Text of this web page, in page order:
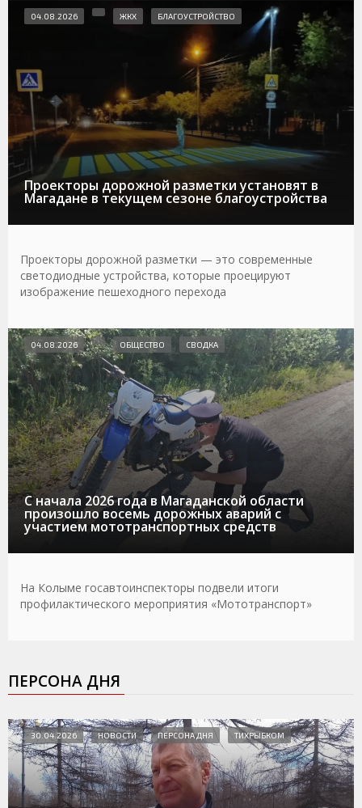
Проекторы дорожной разметки установят в
Магадане в текущем сезоне благоустройства
04.08.2026 ЖКХ БЛАГОУСТРОЙСТВО
Проекторы дорожной разметки — это современные
светодиодные устройства, которые проецируют
изображение пешеходного перехода
С начала 2026 года в Магаданской области
произошло восемь дорожных аварий с
участием мототранспортных средств
04.08.2026 ОБЩЕСТВО СВОДКА
На Колыме госавтоинспекторы подвели итоги
профилактического мероприятия «Мототранспорт»
ПЕРСОНА ДНЯ
30.04.2026 НОВОСТИ ПЕРСОНА ДНЯ ТИХРЫБКОМ